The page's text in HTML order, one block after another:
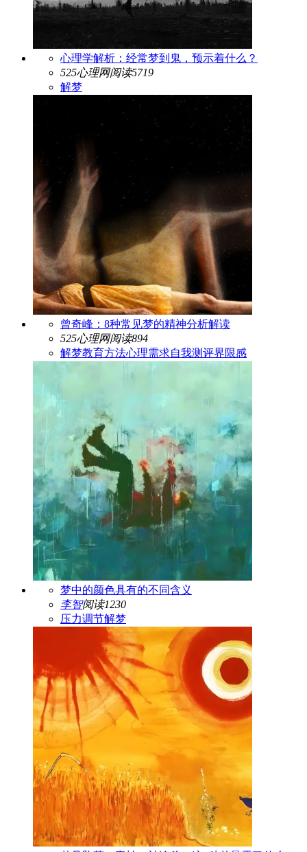
心理学解析：经常梦到鬼，预示着什么？
525心理网阅读5719
解梦
曾奇峰：8种常见梦的精神分析解读
525心理网阅读894
解梦教育方法心理需求自我测评界限感
梦中的颜色具有的不同含义
李智阅读1230
压力调节解梦